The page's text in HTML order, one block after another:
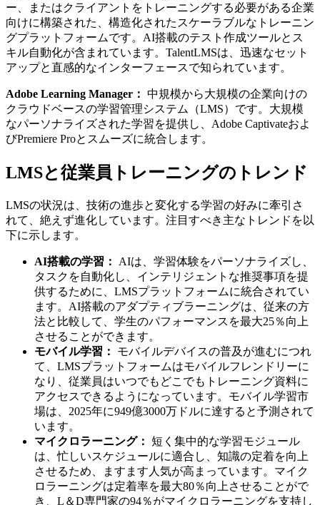
ー、またはクライアントをトレーニングする必要がある企業
向けに構築された、構造化されたスケーラブルなトレーニン
グプラットフォームです。AI搭載のテスト作成ツールとス
キル自動化が含まれています。TalentLMSは、迅速なセット
アップと直感的なインターフェースで知られています。
Adobe Learning Manager： 中規模から大規模の企業向けの
クラウドベースの学習管理システム（LMS）です。大規模
なパーソナライズされた学習を提供し、Adobe Captivateおよ
びPremiere Proとスムーズに統合します。
LMSと従業員トレーニングのトレンド
LMSの状況は、技術の進歩と変化する学習の好みに牽引さ
れて、絶えず進化しています。注目すべき主なトレンドを以
下に示します。
AI搭載の学習：
AIは、学習体験をパーソナライズし、
タスクを自動化し、インテリジェントな推奨事項を提
供するために、LMSプラットフォームに統合されてい
ます。AI搭載のアダプティブラーニングは、従来の方
法と比較して、学生のパフォーマンスを最大25％向上
させることができます。
モバイル学習：
モバイルデバイスの普及が進むにつれ
て、LMSプラットフォームはモバイルフレンドリーに
なり、従業員はいつでもどこでもトレーニング資料に
アクセスできるようになっています。モバイル学習市
場は、2025年に949億3000万ドルに達すると予測されて
います。
マイクロラーニング： 短く集中的な学習モジュール
は、忙しいスケジュールに適合し、知識の定着を向上
させるため、ますます人気が高まっています。マイク
ロラーニングは定着率を最大80％向上させることがで
き、L＆D専門家の94％がマイクロラーニングを支持し